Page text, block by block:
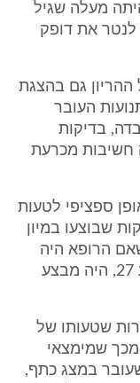
היתה מעלה שגיל
מקום לנטר את דופק
ההריון גם בהצגת
העובר
בדיקות
חשיבות מכרעת
ספציפי לטעות
שבוצעו במיון
ושאם הרופא היה
יודע או מעריך שמדובר בהריון בשבוע 27, היה מבצע
שטעותו של
מכך שמימצאי
מיום 9/10/89 הראו שעובר במצג כתף,